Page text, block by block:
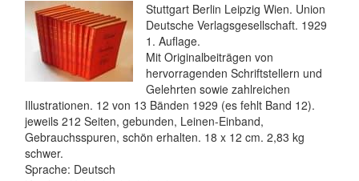
Stuttgart Berlin Leipzig Wien. Union
Deutsche Verlagsgesellschaft. 1929
1. Auflage.
Mit Originalbeiträgen von
hervorragenden Schriftstellern und
Gelehrten sowie zahlreichen
Illustrationen. 12 von 13 Bänden 1929 (es fehlt Band 12).
jeweils 212 Seiten, gebunden, Leinen-Einband,
Gebrauchsspuren, schön erhalten. 18 x 12 cm. 2,83 kg
schwer.
Sprache: Deutsch